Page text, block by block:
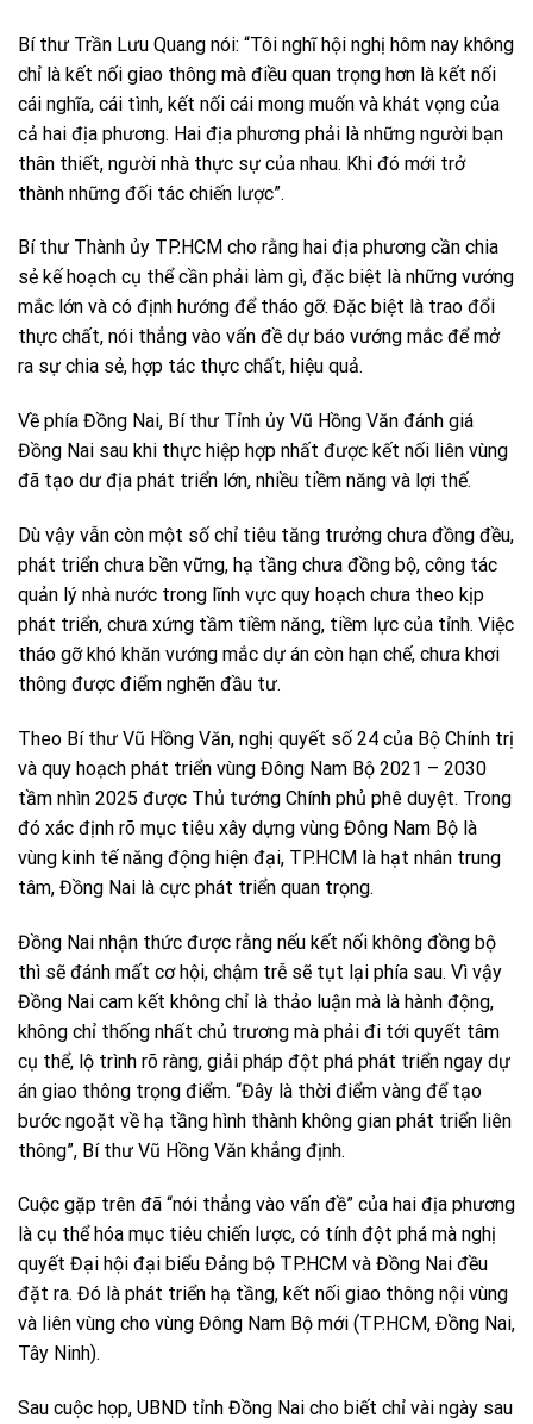
Bí thư Trần Lưu Quang nói: “Tôi nghĩ hội nghị hôm nay không
chỉ là kết nối giao thông mà điều quan trọng hơn là kết nối
cái nghĩa, cái tình, kết nối cái mong muốn và khát vọng của
cả hai địa phương. Hai địa phương phải là những người bạn
thân thiết, người nhà thực sự của nhau. Khi đó mới trở
thành những đối tác chiến lược”.
Bí thư Thành ủy TP.HCM cho rằng hai địa phương cần chia
sẻ kế hoạch cụ thể cần phải làm gì, đặc biệt là những vướng
mắc lớn và có định hướng để tháo gỡ. Đặc biệt là trao đổi
thực chất, nói thẳng vào vấn đề dự báo vướng mắc để mở
ra sự chia sẻ, hợp tác thực chất, hiệu quả.
Về phía Đồng Nai, Bí thư Tỉnh ủy Vũ Hồng Văn đánh giá
Đồng Nai sau khi thực hiệp hợp nhất được kết nối liên vùng
đã tạo dư địa phát triển lớn, nhiều tiềm năng và lợi thế.
Dù vậy vẫn còn một số chỉ tiêu tăng trưởng chưa đồng đều,
phát triển chưa bền vững, hạ tầng chưa đồng bộ, công tác
quản lý nhà nước trong lĩnh vực quy hoạch chưa theo kịp
phát triển, chưa xứng tầm tiềm năng, tiềm lực của tỉnh. Việc
tháo gỡ khó khăn vướng mắc dự án còn hạn chế, chưa khơi
thông được điểm nghẽn đầu tư.
Theo Bí thư Vũ Hồng Văn, nghị quyết số 24 của Bộ Chính trị
và quy hoạch phát triển vùng Đông Nam Bộ 2021 – 2030
tầm nhìn 2025 được Thủ tướng Chính phủ phê duyệt. Trong
đó xác định rõ mục tiêu xây dựng vùng Đông Nam Bộ là
vùng kinh tế năng động hiện đại, TP.HCM là hạt nhân trung
tâm, Đồng Nai là cực phát triển quan trọng.
Đồng Nai nhận thức được rằng nếu kết nối không đồng bộ
thì sẽ đánh mất cơ hội, chậm trễ sẽ tụt lại phía sau. Vì vậy
Đồng Nai cam kết không chỉ là thảo luận mà là hành động,
không chỉ thống nhất chủ trương mà phải đi tới quyết tâm
cụ thể, lộ trình rõ ràng, giải pháp đột phá phát triển ngay dự
án giao thông trọng điểm. “Đây là thời điểm vàng để tạo
bước ngoặt về hạ tầng hình thành không gian phát triển liên
thông”, Bí thư Vũ Hồng Văn khẳng định.
Cuộc gặp trên đã “nói thẳng vào vấn đề” của hai địa phương
là cụ thể hóa mục tiêu chiến lược, có tính đột phá mà nghị
quyết Đại hội đại biểu Đảng bộ TP.HCM và Đồng Nai đều
đặt ra. Đó là phát triển hạ tầng, kết nối giao thông nội vùng
và liên vùng cho vùng Đông Nam Bộ mới (TP.HCM, Đồng Nai,
Tây Ninh).
Sau cuộc họp, UBND tỉnh Đồng Nai cho biết chỉ vài ngày sau